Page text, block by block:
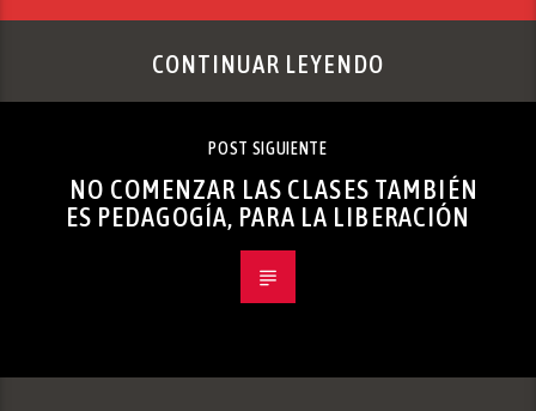
CONTINUAR LEYENDO
POST SIGUIENTE
NO COMENZAR LAS CLASES TAMBIÉN
ES PEDAGOGÍA, PARA LA LIBERACIÓN